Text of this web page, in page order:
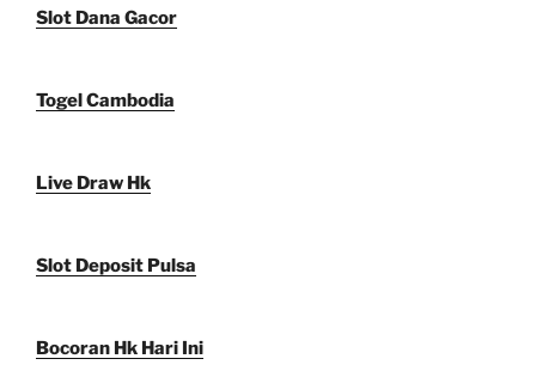
Slot Dana Gacor
Togel Cambodia
Live Draw Hk
Slot Deposit Pulsa
Bocoran Hk Hari Ini